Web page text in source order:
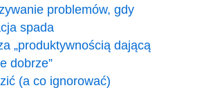
problemów, gdy
spada
„produktywnością dającą
dobrze”
(a co ignorować)